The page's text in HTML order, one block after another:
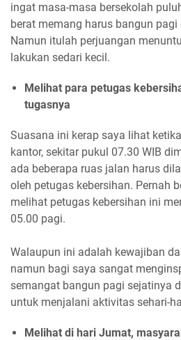
ingat masa-masa bersekolah
berat memang harus bangun
Namun itulah perjuangan
lakukan sedari kecil.
Melihat para petugas
tugasnya
Suasana ini kerap saya lihat
kantor, sekitar pukul 07.30 WIB
ada beberapa ruas jalan harus
oleh petugas kebersihan. Pernah
melihat petugas kebersihan ini
05.00 pagi.
Walaupun ini adalah kewajiban
namun bagi saya sangat
semangat bangun pagi sejatinya
untuk menjalani aktivitas sehari-
Melihat di hari Jumat,